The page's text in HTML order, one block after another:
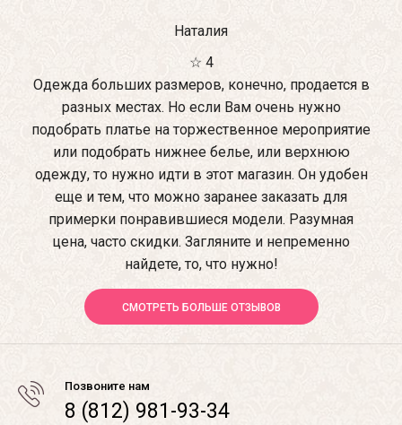
Наталия
☆ 4
Одежда больших размеров, конечно, продается в
разных местах. Но если Вам очень нужно
подобрать платье на торжественное мероприятие
или подобрать нижнее белье, или верхнюю
одежду, то нужно идти в этот магазин. Он удобен
еще и тем, что можно заранее заказать для
примерки понравившиеся модели. Разумная
цена, часто скидки. Загляните и непременно
найдете, то, что нужно!
СМОТРЕТЬ БОЛЬШЕ ОТЗЫВОВ
Позвоните нам
8 (812) 981-93-34